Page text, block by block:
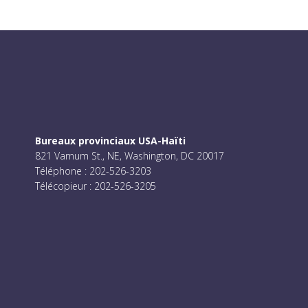
Bureaux provinciaux USA-Haïti
821 Varnum St., NE, Washington, DC 20017
Téléphone : 202-526-3203
Télécopieur : 202-526-3205